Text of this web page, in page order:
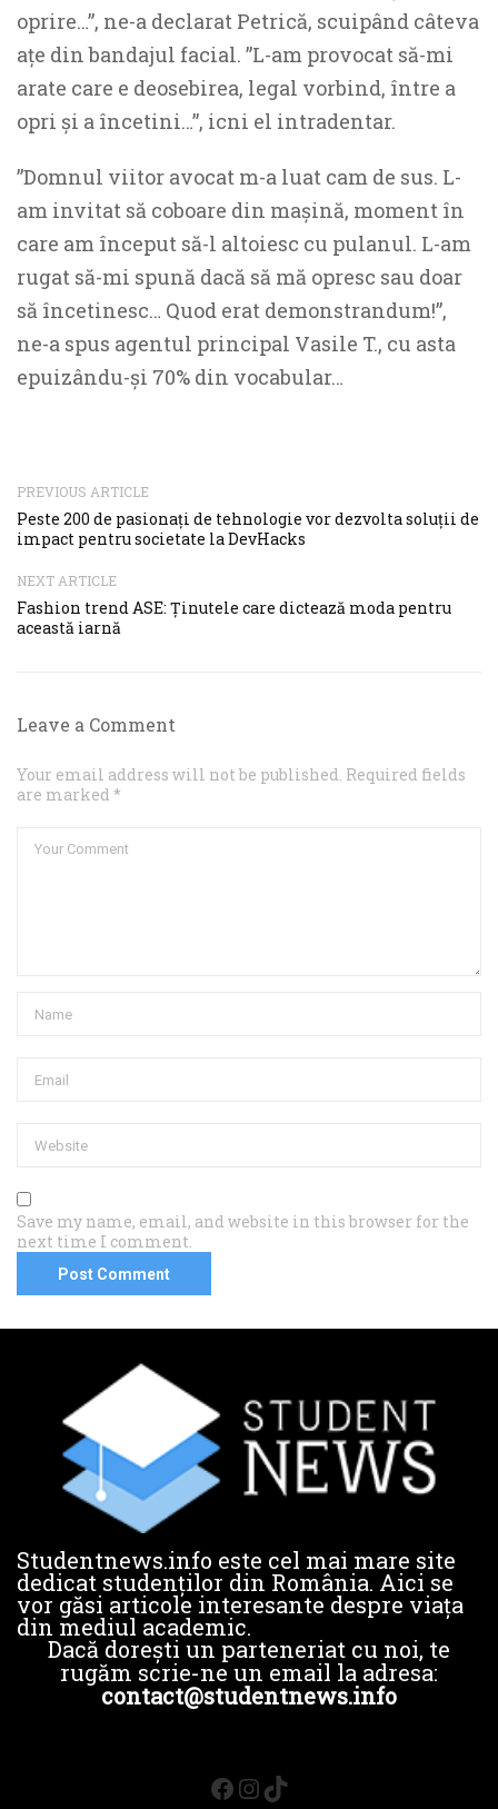
oprire…”, ne-a declarat Petrică, scuipând câteva
ațe din bandajul facial. ”L-am provocat să-mi
arate care e deosebirea, legal vorbind, între a
opri și a încetini…”, icni el intradentar.
”Domnul viitor avocat m-a luat cam de sus. L-
am invitat să coboare din mașină, moment în
care am început să-l altoiesc cu pulanul. L-am
rugat să-mi spună dacă să mă opresc sau doar
să încetinesc… Quod erat demonstrandum!”,
ne-a spus agentul principal Vasile T., cu asta
epuizându-și 70% din vocabular…
PREVIOUS ARTICLE
Peste 200 de pasionați de tehnologie vor dezvolta soluții de
impact pentru societate la DevHacks
NEXT ARTICLE
Fashion trend ASE: Ținutele care dictează moda pentru
această iarnă
Leave a Comment
Your email address will not be published. Required fields
are marked *
Save my name, email, and website in this browser for the
next time I comment.
Studentnews.info este cel mai mare site
dedicat studenților din România. Aici se
vor găsi articole interesante despre viața
din mediul academic.
Dacă dorești un parteneriat cu noi, te
rugăm scrie-ne un email la adresa:
contact@studentnews.info
Facebook
Instagram
TikTok